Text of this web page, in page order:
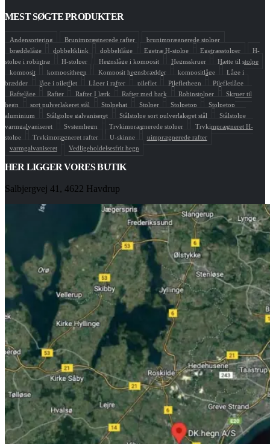
MEST SØGTE PRODUKTER
Andensortering Brunimprægnerede rafter
brunimprægnerede stolper
bræddelåge
dobbeltklink dobbeltlåge Egetræ H-stolpe Egetræsstolper
H-
stolpe i robintræ
H-stolper Hegnslåge i komposit Hegnsskruer
Hætte til stolpe
komposit
komposithegn Komposit hegnsbrædder kompositlåge
Låge i
brædder
låge i piletflet Låger i rafter pileflet Pileflethegn
Pilefletlåge
Raftelåge
Rafter Rafter I lærk Rafter med bark Robinstolper
Skruer til
hegn
sort pulverlakeret stål Stolpehat Stolper Stolpetop
Stolpetop
aluminium
Stålstolpe galvaniseret Stålstolpe sort pulverlakeret stål
Stålstolpe
varmgalvaniseret
Systemhegn Trykimprægnerede stolper
Trykimprægneret H-
stolpe
Trykimprægneret rafter U-skinne
uimprægnerede rafter
varmgalvaniseret
Vedligeholdelsesfrit hegn
HER LIGGER VORES BUTIK
Salbjergvej 41, 4622 Havdrup